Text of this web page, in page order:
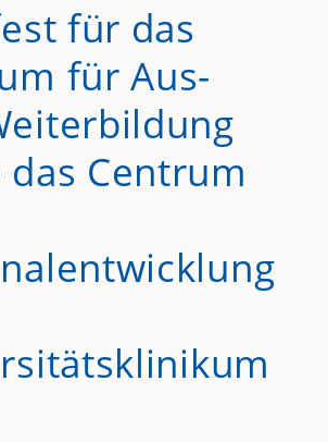
für das
für Aus-
Centrum